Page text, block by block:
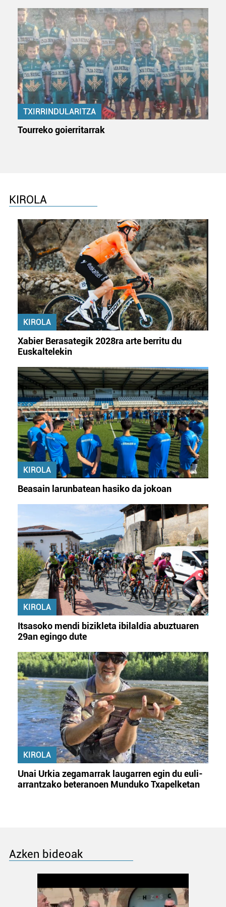
fitxategiak erabiltzen ditu. Zure esperientzia eta
zerbitzuak hobetzeko asmoz, cookie teknologiaz
baliatzen gara. Ohar hau onartuz gero, teknologia hori
erabiltzeko baimen esplizitua ematen diguzu.
Gehiago
irakurri
TXIRRINDULARITZA
Tourreko goierritarrak
KIROLA
KIROLA
Xabier Berasategik 2028ra arte berritu du
Euskaltelekin
KIROLA
Beasain larunbatean hasiko da jokoan
KIROLA
Itsasoko mendi bizikleta ibilaldia abuztuaren
29an egingo dute
KIROLA
Unai Urkia zegamarrak laugarren egin du euli-
arrantzako beteranoen Munduko Txapelketan
Azken bideoak